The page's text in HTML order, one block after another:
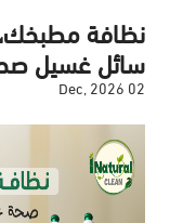
الأكثر
مبيعا
المنتجات
المدونة
مقالاتي
المفضلة
نظافة مطبخك،
سائل غسيل
02 Dec, 2026